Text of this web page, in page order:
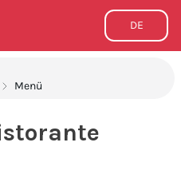
DE
Menü